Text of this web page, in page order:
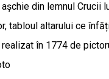
din lemnul Crucii
tabloul altarului ce
în 1774 de